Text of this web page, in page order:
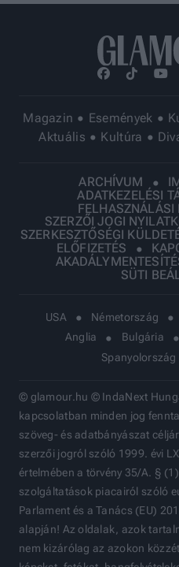
Magazin Események
Aktuális
Kultúra
ARCHÍVUM
ADATKEZELÉSI
FELHASZNÁLÁSI
SZERZŐI JOGI
SZERKESZTŐSÉGI
ELŐFIZETÉS
SÜTI
USA Németország
Anglia
Bulgária
Spanyolország
© glamour.hu © IndaNext
kapcsolatban minden jog
szöveg- és adatbányászat
szerzői jogról szóló 1999. évi
értelmében a törvény 35/A. §
szolgáltatások piacairól szóló
Parlament és a Tanács (EU)
alapján! Az oldalak, azok
nem kizárólag az azokon